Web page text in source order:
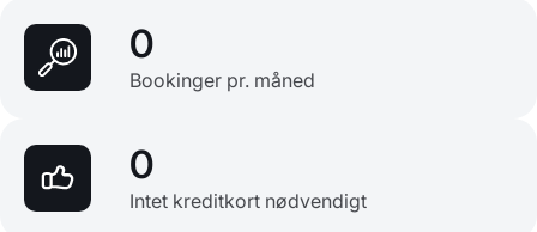
0
Bookinger pr. måned
0
Intet kreditkort nødvendigt